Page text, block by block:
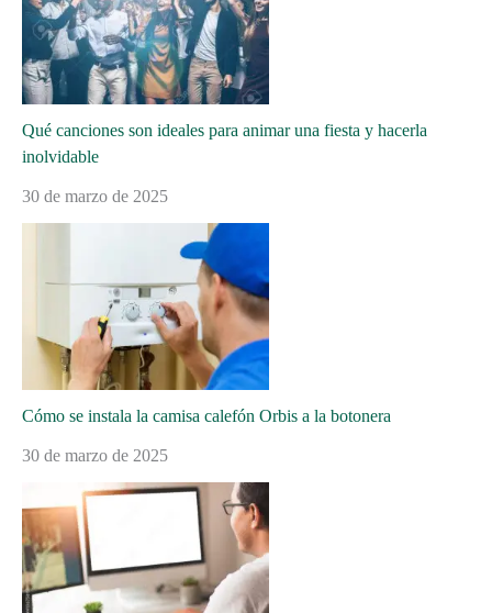
Qué canciones son ideales para animar una fiesta y hacerla
inolvidable
30 de marzo de 2025
Cómo se instala la camisa calefón Orbis a la botonera
30 de marzo de 2025